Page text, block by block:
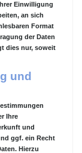
Einwilligung
an sich
Format
der Daten
dies nur, soweit
und
Ihre
und
ggf. ein Recht
Hierzu